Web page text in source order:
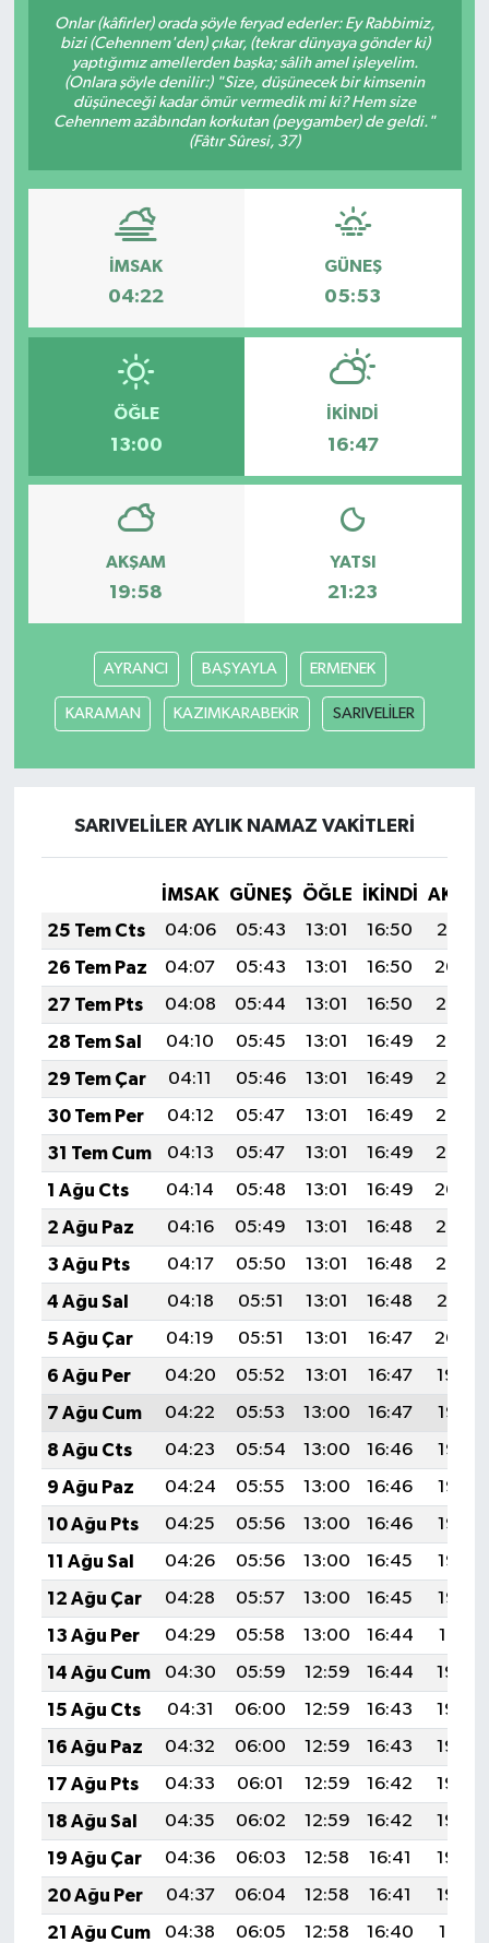
Onlar (kâfirler) orada şöyle feryad ederler: Ey Rabbimiz,
bizi (Cehennem'den) çıkar, (tekrar dünyaya gönder ki)
yaptığımız amellerden başka; sâlih amel işleyelim.
(Onlara şöyle denilir:) "Size, düşünecek bir kimsenin
düşüneceği kadar ömür vermedik mi ki? Hem size
Cehennem azâbından korkutan (peygamber) de geldi."
(Fâtır Sûresi, 37)
İMSAK
04:22
GÜNEŞ
05:53
ÖĞLE
13:00
İKINDI
16:47
AKŞAM
19:58
YATSI
21:23
AYRANCI BAŞYAYLA ERMENEK
KARAMAN KAZIMKARABEKİR SARIVELİLER
SARIVELİLER AYLIK NAMAZ VAKITLERI
İMSAK GÜNEŞ ÖĞLE İKINDI
25 Tem Cts
04:06 05:43 13:01 16:50
20:10
26 Tem Paz
04:07 05:43 13:01 16:50
20:09
27 Tem Pts
04:08 05:44 13:01 16:50
20:08
28 Tem Sal
04:10 05:45 13:01 16:49
20:07
29 Tem Çar
04:11 05:46 13:01 16:49
20:06
30 Tem Per
04:12 05:47 13:01 16:49
20:06
31 Tem Cum
04:13 05:47 13:01 16:49
20:05
1 Ağu Cts
04:14 05:48 13:01 16:49
20:04
2 Ağu Paz
04:16 05:49 13:01 16:48
20:03
3 Ağu Pts
04:17 05:50 13:01 16:48
20:02
4 Ağu Sal
04:18 05:51 13:01 16:48
20:01
5 Ağu Çar
04:19 05:51 13:01 16:47
20:00
6 Ağu Per
04:20 05:52 13:01 16:47
19:59
7 Ağu Cum
04:22 05:53 13:00 16:47
19:58
8 Ağu Cts
04:23 05:54 13:00 16:46
19:57
9 Ağu Paz
04:24 05:55 13:00 16:46
19:56
10 Ağu Pts
04:25 05:56 13:00 16:46
19:55
11 Ağu Sal
04:26 05:56 13:00 16:45
19:53
12 Ağu Çar
04:28 05:57 13:00 16:45
19:52
13 Ağu Per
04:29 05:58 13:00 16:44
19:51
14 Ağu Cum
04:30 05:59 12:59 16:44
19:50
15 Ağu Cts
04:31 06:00 12:59 16:43
19:49
16 Ağu Paz
04:32 06:00 12:59 16:43
19:48
17 Ağu Pts
04:33 06:01 12:59 16:42
19:46
18 Ağu Sal
04:35 06:02 12:59 16:42
19:45
19 Ağu Çar
04:36 06:03 12:58 16:41
19:44
20 Ağu Per
04:37 06:04 12:58 16:41
19:42
21 Ağu Cum
04:38 06:05 12:58 16:40
19:41